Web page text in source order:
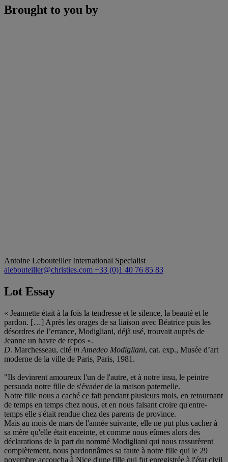
Brought to you by
Antoine LebouteillerInternational Specialist
alebouteiller@christies.com +33 (0)1 40 76 85 83
Lot Essay
« Jeannette était à la fois la tendresse et le silence, la beauté et le
pardon. […] Après les orages de sa liaison avec Béatrice puis les
désordres de l’errance, Modigliani, déjà usé, trouvait auprès de
Jeanne un havre de repos ».
D. Marchesseau, cité in Amedeo Modigliani, cat. exp., Musée d’art
moderne de la ville de Paris, Paris, 1981.
"Ils devinrent amoureux l'un de l'autre, et à notre insu, le peintre
persuada notre fille de s'évader de la maison paternelle.
Notre fille nous a caché ce fait pendant plusieurs mois, en retournant
de temps en temps chez nous, et en nous faisant croire qu'entre-
temps elle s'était rendue chez des parents de province.
Mais au mois de mars de l'année suivante, elle ne put plus cacher à
sa mère qu'elle était enceinte, et comme nous eûmes alors des
déclarations de la part du nommé Modigliani qui nous rassurèrent
complètement, nous pardonnâmes sa faute à notre fille qui le 29
novembre accoucha à Nice d'une fille qui fut enregistrée à l'état civil